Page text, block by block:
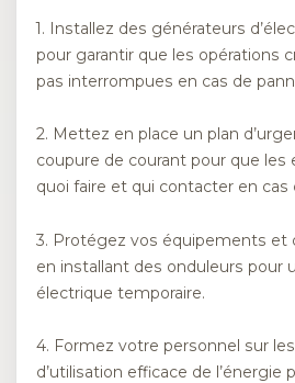
1. Installez des générateurs
pour garantir que les opérations
pas interrompues en cas de
2. Mettez en place un plan
coupure de courant pour que
quoi faire et qui contacter en cas
3. Protégez vos équipements et
en installant des onduleurs pour
électrique temporaire.
4. Formez votre personnel sur
d’utilisation efficace de l’énergie